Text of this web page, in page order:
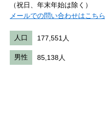
（祝日、年末年始は除く）
メールでの問い合わせはこちら
人口 177,551人
男性 85,138人